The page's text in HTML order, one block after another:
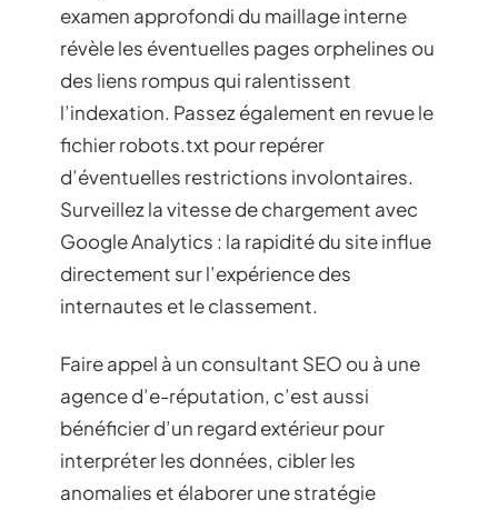
examen approfondi du maillage interne
révèle les éventuelles pages orphelines ou
des liens rompus qui ralentissent
l’indexation. Passez également en revue le
fichier robots.txt pour repérer
d’éventuelles restrictions involontaires.
Surveillez la vitesse de chargement avec
Google Analytics : la rapidité du site influe
directement sur l’expérience des
internautes et le classement.
Faire appel à un consultant SEO ou à une
agence d’e-réputation, c’est aussi
bénéficier d’un regard extérieur pour
interpréter les données, cibler les
anomalies et élaborer une stratégie